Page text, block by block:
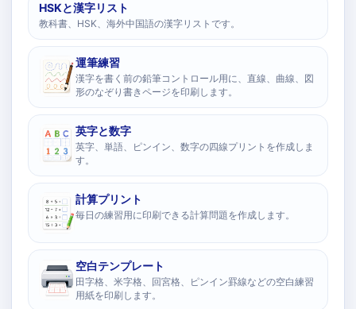
HSKと漢字リスト
教科書、HSK、海外中国語の漢字リストです。
運筆練習
漢字を書く前の鉛筆コントロール用に、直線、曲線、図
形のなぞり書きページを印刷します。
英字と数字
英字、単語、ピンイン、数字の四線プリントを作成しま
す。
計算プリント
毎日の練習用に印刷できる計算問題を作成します。
空白テンプレート
田字格、米字格、回宮格、ピンイン罫線などの空白練習
用紙を印刷します。